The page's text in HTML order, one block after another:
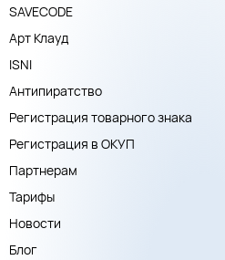
SAVECODE
Арт Клауд
ISNI
Антипиратство
Регистрация товарного знака
Регистрация в ОКУП
Партнерам
Тарифы
Новости
Блог